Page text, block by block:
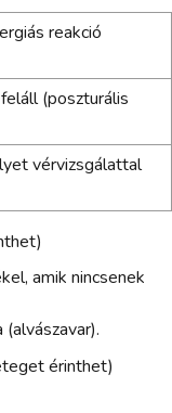
reakció
(poszturális
vérvizsgálattal
amik nincsenek
érinthet)